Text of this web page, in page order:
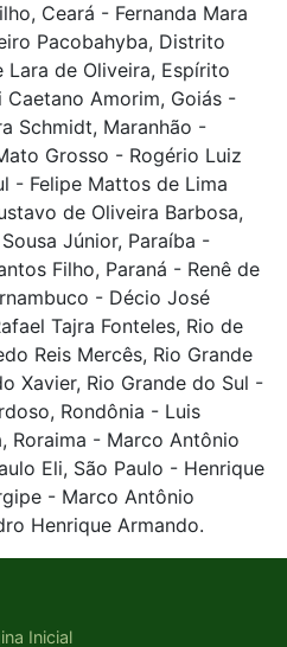
Ceará - Fernanda Mara
Pacobahyba, Distrito
Lara de Oliveira, Espírito
Amorim, Goiás -
Schmidt, Maranhão -
Grosso - Rogério Luiz
- Felipe Mattos de Lima
de Oliveira Barbosa,
Júnior, Paraíba -
Filho, Paraná - Renê de
- Décio José
Tajra Fonteles, Rio de
Reis Mercês, Rio Grande
Xavier, Rio Grande do Sul -
Rondônia - Luis
Roraima - Marco Antônio
Eli, São Paulo - Henrique
- Marco Antônio
Henrique Armando.
Inicial